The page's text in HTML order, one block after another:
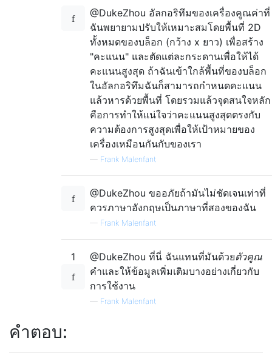
@DukeZhou อัลกอริทึมของเครื่องคูณค่าที่
ฉันพยายามปรับให้เหมาะสมโดยพื้นที่ 2D
ทั้งหมดของบล็อก (กว้าง x ยาว) เพื่อสร้าง
"คะแนน" และตัดแต่ละกระดานเพื่อให้ได้
คะแนนสูงสุด ถ้าฉันเข้าใกล้พื้นที่ของบล็อก
ในอัลกอริทึมฉันก็สามารถกำหนดคะแนน
แล้วหารด้วยพื้นที่ โดยรวมแล้วจุดสนใจหลัก
คือการทำให้แน่ใจว่าคะแนนสูงสุดตรงกับ
ความต้องการสูงสุดเพื่อให้เป้าหมายของ
เครื่องเหมือนกันกับของเรา
— Frank Malenfant
@DukeZhou ขออภัยถ้ามันไม่ชัดเจนเท่าที่
ควรภาษาอังกฤษเป็นภาษาที่สองของฉัน
— Frank Malenfant
1 @DukeZhou ที่นี่ ฉันแทนที่มันด้วยตัวคูณ
คำและให้ข้อมูลเพิ่มเติมบางอย่างเกี่ยวกับ
การใช้งาน
— Frank Malenfant
คำตอบ: